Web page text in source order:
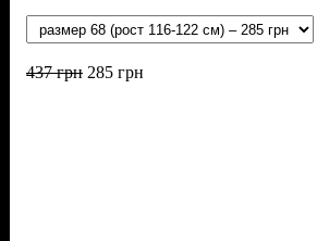
437грн 285 грн